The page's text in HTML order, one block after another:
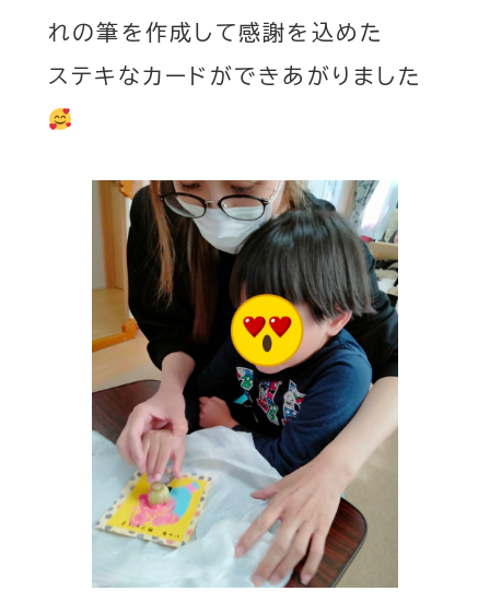
れの筆を作成して感謝を込めた
ステキなカードができあがりました